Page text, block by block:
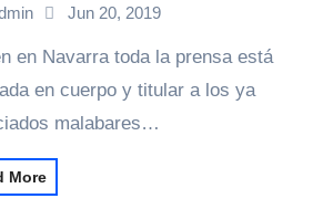
Jun 20, 2019
en cuerpo y titular a los ya
malabares…
More